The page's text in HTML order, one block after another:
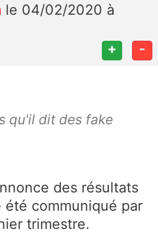
le 04/02/2020 à
+ -
qu'il dit des fake
des résultats
communiqué par
trimestre.